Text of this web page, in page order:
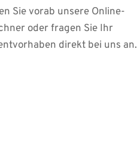
Sie vorab unsere Online-
oder fragen Sie Ihr
direkt bei uns an.